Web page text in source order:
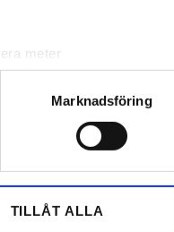
meter
. Du kan ändra
information från din enhet
kombinera informationen
Marknadsföring
TILLÅT ALLA